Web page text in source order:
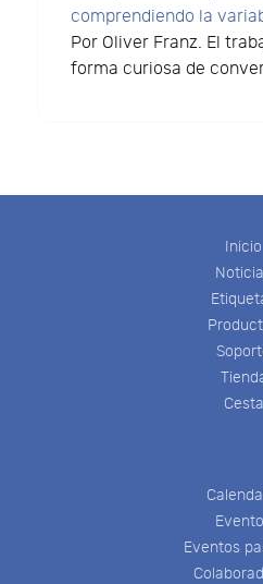
comprendiendo la
Por Oliver Franz. El
forma curiosa de
Inicio
Cesta
Eventos